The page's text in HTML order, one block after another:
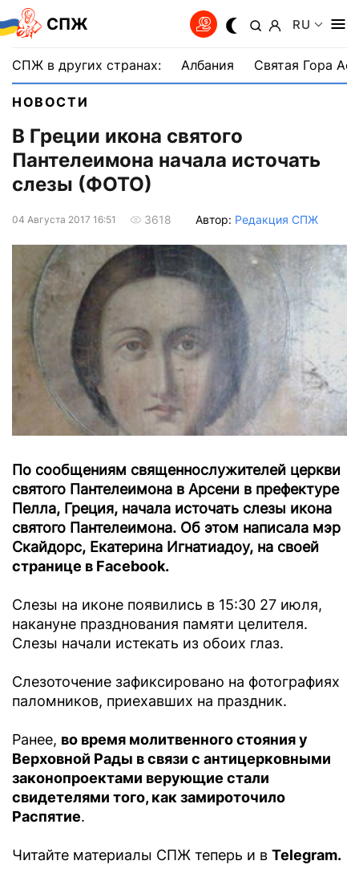
СПЖ RU
СПЖ в других странах: Албания Святая Гора
НОВОСТИ
В Греции икона святого
Пантелеимона начала источать
слезы (ФОТО)
04 Августа 2017 16:51 3618 Автор: Редакция СПЖ
По сообщениям священнослужителей церкви
святого Пантелеимона в Арсени в префектуре
Пелла, Греция, начала источать слезы икона
святого Пантелеимона. Об этом написала мэр
Скайдорс, Екатерина Игнатиадоу, на своей
странице в Facebook.
Слезы на иконе появились в 15:30 27 июля,
накануне празднования памяти целителя.
Слезы начали истекать из обоих глаз.
Слезоточение зафиксировано на фотографиях
паломников, приехавших на праздник.
Ранее, во время молитвенного стояния у
Верховной Рады в связи с антицерковными
законопроектами верующие стали
свидетелями того, как замироточило
Распятие.
Читайте материалы СПЖ теперь и в Telegram.